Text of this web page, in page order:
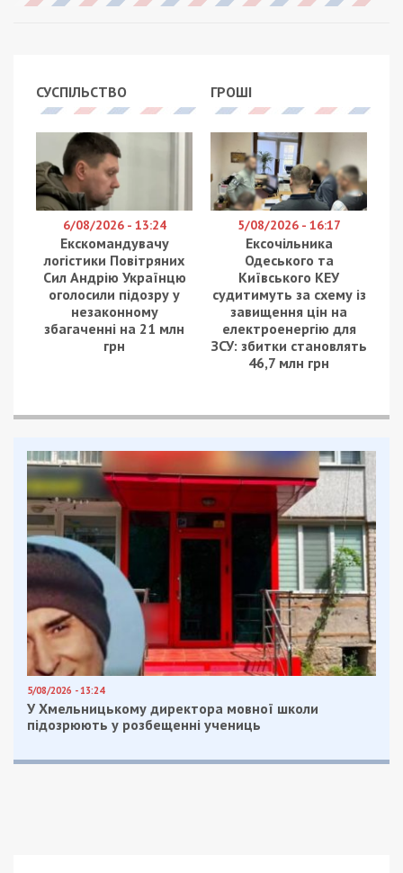
СУСПІЛЬСТВО
6/08/2026 - 13:24
Екскомандувачу
логістики Повітряних
Сил Андрію Українцю
оголосили підозру у
незаконному
збагаченні на 21 млн
грн
ГРОШІ
5/08/2026 - 16:17
Ексочільника
Одеського та
Київського КЕУ
судитимуть за схему із
завищення цін на
електроенергію для
ЗСУ: збитки становлять
46,7 млн грн
5/08/2026 - 13:24
У Хмельницькому директора мовної школи
підозрюють у розбещенні учениць